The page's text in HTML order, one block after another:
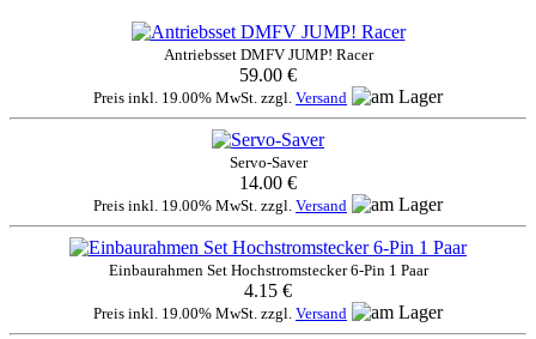
Antriebsset DMFV JUMP! Racer
59.00 €
Preis inkl. 19.00% MwSt. zzgl. Versand
Servo-Saver
14.00 €
Preis inkl. 19.00% MwSt. zzgl. Versand
Einbaurahmen Set Hochstromstecker 6-Pin 1 Paar
4.15 €
Preis inkl. 19.00% MwSt. zzgl. Versand